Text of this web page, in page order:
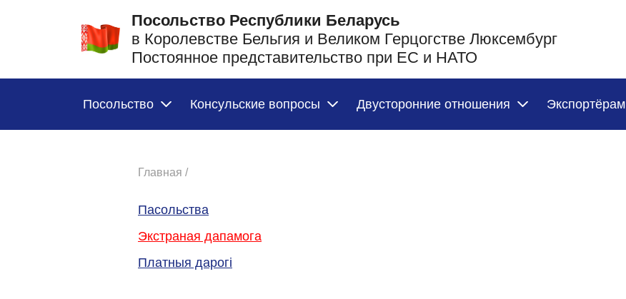
Посольство Республики Беларусь
в Королевстве Бельгия и Великом Герцогстве Люксембург
Постоянное представительство при ЕС и НАТО
Посольство Консульские вопросы Двусторонние отношения Экспортёрам
Главная /
Пасольства
Экстраная дапамога
Платныя дарогі